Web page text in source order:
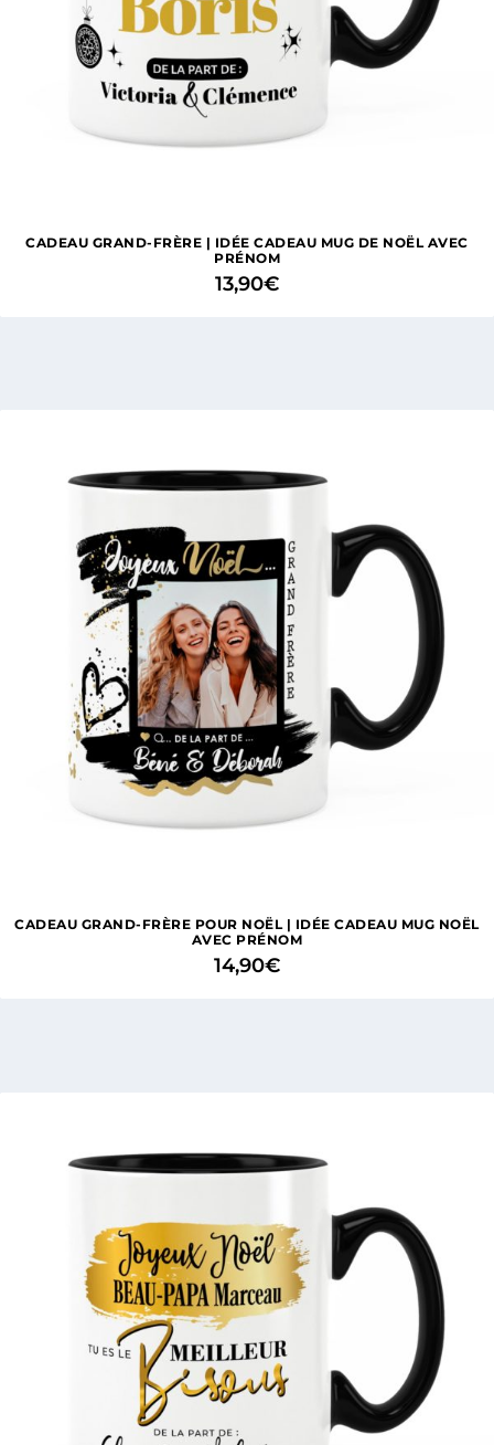
CADEAU GRAND-FRÈRE | IDÉE CADEAU MUG DE NOËL AVEC
PRÉNOM
13,90€
CADEAU GRAND-FRÈRE POUR NOËL | IDÉE CADEAU MUG NOËL
AVEC PRÉNOM
14,90€